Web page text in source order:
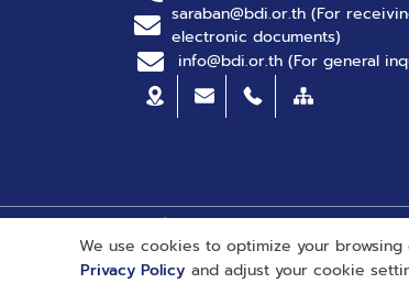
saraban@bdi.or.th (For
electronic documents)
info@bdi.or.th (For general
© Big Data Institute |Privacy Policy
We use cookies to optimize your
Privacy Policy and adjust your cookie